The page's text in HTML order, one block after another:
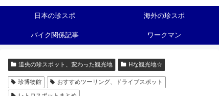
日本の珍スポ 海外の珍スポ
バイク関係記事 ワークマン
道央の珍スポット、変わった観光地 Hな観光地☆
珍博物館
おすすめツーリング、ドライブスポット